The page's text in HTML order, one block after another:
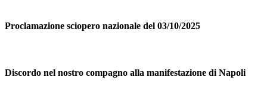
Proclamazione sciopero nazionale del 03/10/2025
Discordo nel nostro compagno alla manifestazione di Napoli